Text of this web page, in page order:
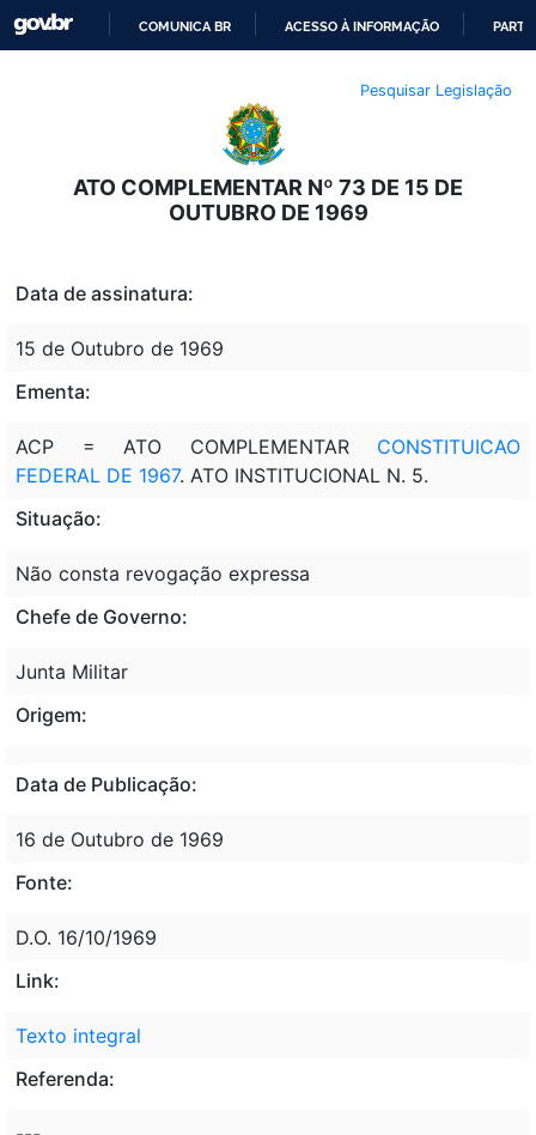
O
CONTEÚDO
COMUNICA BR ACESSO À INFORMAÇÃO
Pesquisar Legislação
ATO COMPLEMENTAR Nº 73 DE 15 DE
OUTUBRO DE 1969
Data de assinatura:
15 de Outubro de 1969
Ementa:
ACP = ATO COMPLEMENTAR CONSTITUICAO
FEDERAL DE 1967. ATO INSTITUCIONAL N. 5.
Situação:
Não consta revogação expressa
Chefe de Governo:
Junta Militar
Origem:
Data de Publicação:
16 de Outubro de 1969
Fonte:
D.O. 16/10/1969
Link:
Texto integral
Referenda: